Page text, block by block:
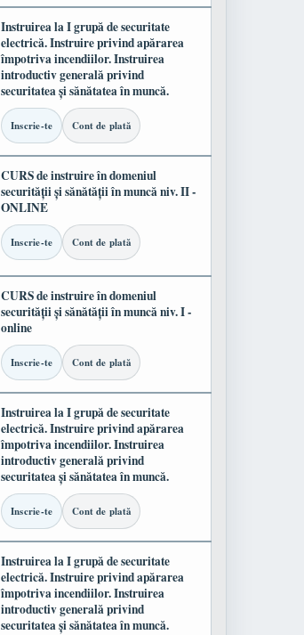
Instruirea la I grupă de securitate
electrică. Instruire privind apărarea
împotriva incendiilor. Instruirea
introductiv generală privind
securitatea și sănătatea în muncă.
Inscrie-te Cont de plată
CURS de instruire în domeniul
securității și sănătății în muncă niv. II -
ONLINE
Inscrie-te Cont de plată
CURS de instruire în domeniul
securității și sănătății în muncă niv. I -
online
Inscrie-te Cont de plată
Instruirea la I grupă de securitate
electrică. Instruire privind apărarea
împotriva incendiilor. Instruirea
introductiv generală privind
securitatea și sănătatea în muncă.
Inscrie-te Cont de plată
Instruirea la I grupă de securitate
electrică. Instruire privind apărarea
împotriva incendiilor. Instruirea
introductiv generală privind
securitatea și sănătatea în muncă.